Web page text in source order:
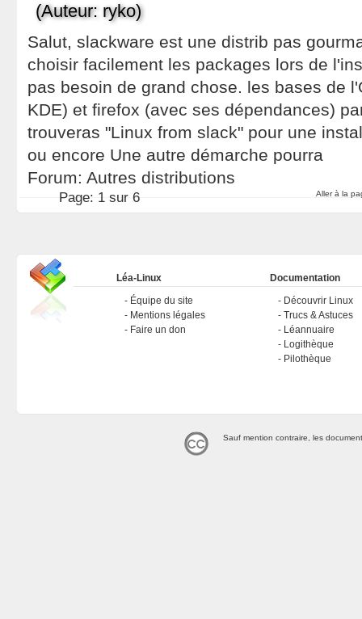
(Auteur: ryko)
Salut, slackware est une distrib pas
choisir facilement les packages lors de
pas besoin de grand chose. les bases de
KDE) et firefox (avec ses dépendances)
trouveras "Linux from slack" pour une
ou encore Une autre démarche pourra
Forum: Autres distributions
Aller à la
Page: 1 sur 6
Léa-Linux
Équipe du site
Mentions légales
Faire un don
Documentation
Découvrir Linux
Trucs & Astuces
Léannuaire
Logithèque
Pilothèque
Sauf mention contraire, les